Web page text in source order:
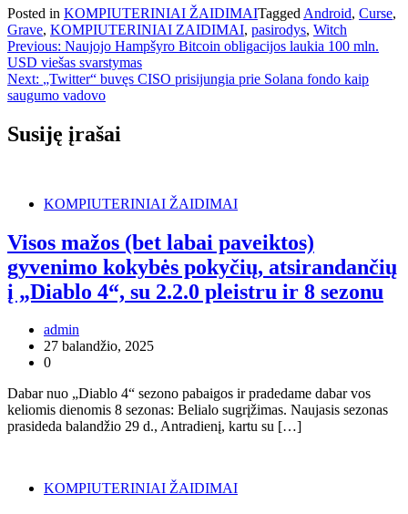
Posted in KOMPIUTERINIAI ŽAIDIMAITagged Android, Curse,
Grave, KOMPIUTERINIAI ZAIDIMAI, pasirodys, Witch
Navigacija
tarp
įrašų
Previous: Naujojo Hampšyro Bitcoin obligacijos laukia 100 mln.
USD viešas svarstymas
Next: „Twitter“ buvęs CISO prisijungia prie Solana fondo kaip
saugumo vadovo
Susiję įrašai
KOMPIUTERINIAI ŽAIDIMAI
Visos mažos (bet labai paveiktos)
gyvenimo kokybės pokyčių, atsirandančių
į „Diablo 4“, su 2.2.0 pleistru ir 8 sezonu
admin
27 balandžio, 2025
0
Dabar nuo „Diablo 4“ sezono pabaigos ir pradedame dabar vos
keliomis dienomis 8 sezonas: Belialo sugrįžimas. Naujasis sezonas
prasideda balandžio 29 d., Antradienį, kartu su […]
KOMPIUTERINIAI ŽAIDIMAI